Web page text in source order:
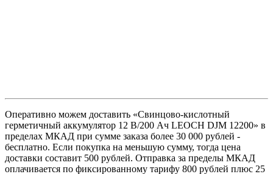
Оперативно можем доставить «Свинцово-кислотный
герметичный аккумулятор 12 В/200 Ач LEOCH DJM 12200» в
пределах МКАД при сумме заказа более 30 000 рублей -
бесплатно. Если покупка на меньшую сумму, тогда цена
доставки составит 500 рублей. Отправка за пределы МКАД
оплачивается по фиксированному тарифу 800 рублей плюс 25